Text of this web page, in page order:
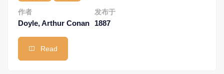
作者
Doyle, Arthur Conan
发布于
1887
Read